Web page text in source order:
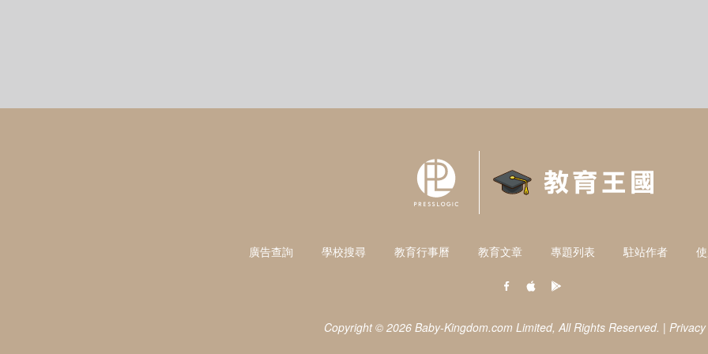
廣告查詢 學校搜尋 教育行事曆 教育文章 專題列表 駐站作者
Copyright © 2026 Baby-Kingdom.com Limited, All Rights Reserved. |